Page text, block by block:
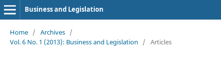
Business and Legislation
Home / Archives /
Vol. 6 No. 1 (2013): Business and Legislation
/ Articles